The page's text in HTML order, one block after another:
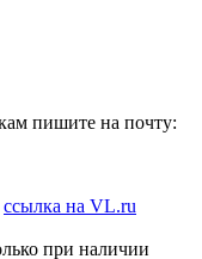
пишите на почту:
ссылка на VL.ru
при наличии